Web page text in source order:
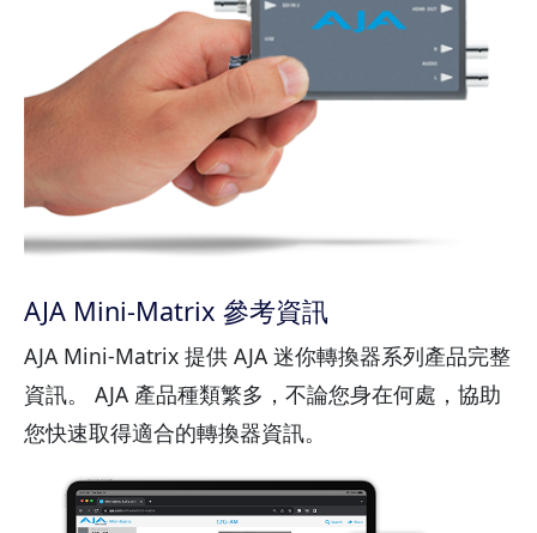
AJA Mini-Matrix 參考資訊
AJA Mini-Matrix 提供 AJA 迷你轉換器系列產品完整
資訊。 AJA 產品種類繁多，不論您身在何處，協助
您快速取得適合的轉換器資訊。